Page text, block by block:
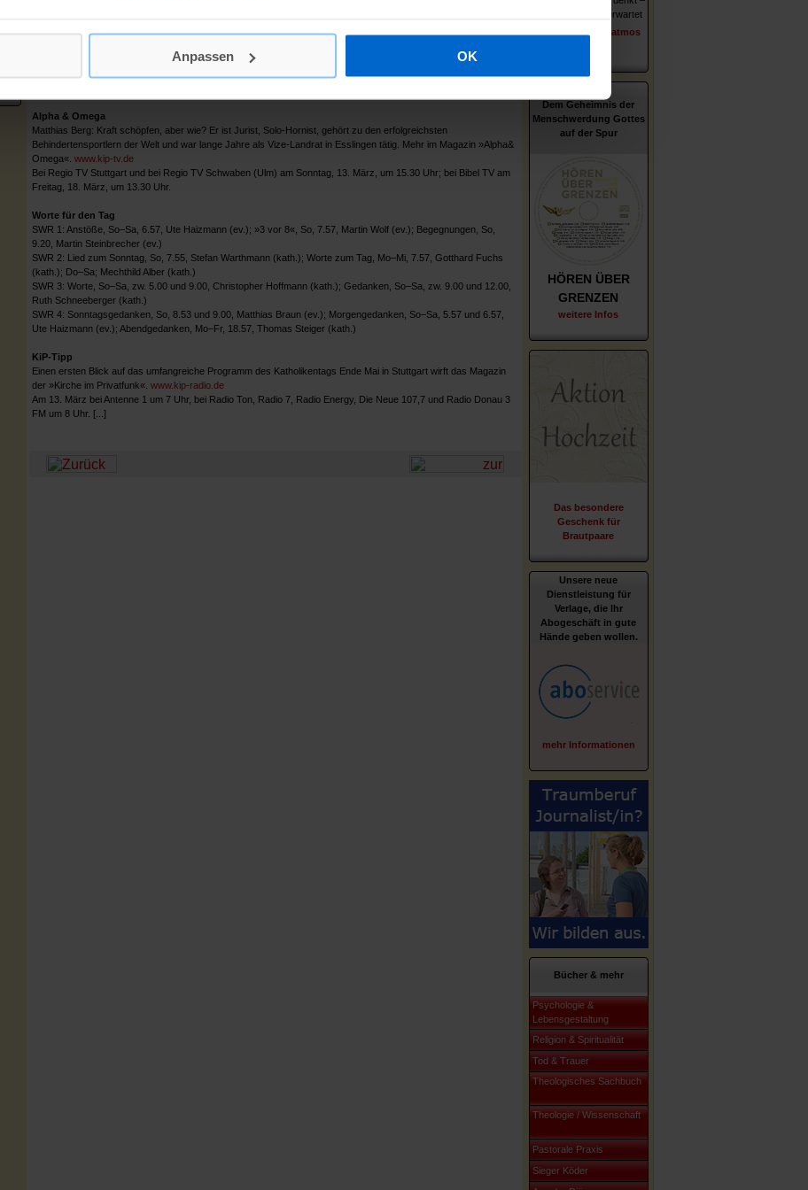
Anpassen OK
Wort zum Sonntag
Alpha & Omega
Matthias Berg: Kraft schöpfen, aber wie? Er ist Jurist, Solo-Hornist, gehört zu den erfolgreichsten
Behindertensportlern der Welt und war lange Jahre als Vize-Landrat in Esslingen tätig. Mehr im Magazin »Alpha&
Omega«. www.kip-tv.de
Bei Regio TV Stuttgart und bei Regio TV Schwaben (Ulm) am Sonntag, 13. März, um 15.30 Uhr; bei Bibel TV am
Freitag, 18. März, um 13.30 Uhr.
Worte für den Tag
SWR 1: Anstöße, So–Sa, 6.57, Ute Haizmann (ev.); »3 vor 8«, So, 7.57, Martin Wolf (ev.); Begegnungen, So,
9.20, Martin Steinbrecher (ev.)
SWR 2: Lied zum Sonntag, So, 7.55, Stefan Warthmann (kath.); Worte zum Tag, Mo–Mi, 7.57, Gotthard Fuchs
(kath.); Do–Sa; Mechthild Alber (kath.)
SWR 3: Worte, So–Sa, zw. 5.00 und 9.00, Christopher Hoffmann (kath.); Gedanken, So–Sa, zw. 9.00 und 12.00,
Ruth Schneeberger (kath.)
SWR 4: Sonntagsgedanken, So, 8.53 und 9.00, Matthias Braun (ev.); Morgengedanken, So–Sa, 5.57 und 6.57,
Ute Haizmann (ev.); Abendgedanken, Mo–Fr, 18.57, Thomas Steiger (kath.)
KiP-Tipp
Einen ersten Blick auf das umfangreiche Programm des Katholikentags Ende Mai in Stuttgart wirft das Magazin
der »Kirche im Privatfunk«. www.kip-radio.de
Am 13. März bei Antenne 1 um 7 Uhr, bei Radio Ton, Radio 7, Radio Energy, Die Neue 107,7 und Radio Donau 3
FM um 8 Uhr. [...]
was ihn und uns erwartet
erschienen im Patmos
Dem Geheimnis der
Menschwerdung Gottes
auf der Spur
HÖREN ÜBER
GRENZEN
weitere Infos
Das besondere
Geschenk für
Brautpaare
Unsere neue
Dienstleistung für
Verlage, die Ihr
Abogeschäft in gute
Hände geben wollen.
mehr Informationen
Bücher & mehr
Psychologie &
Lebensgestaltung
Religion & Spiritualität
Tod & Trauer
Theologisches Sachbuch
Theologie / Wissenschaft
Pastorale Praxis
Sieger Köder